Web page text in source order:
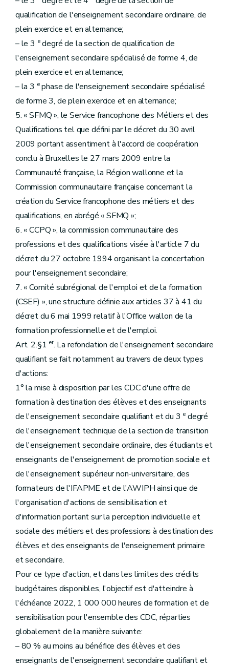
qualification de l'enseignement secondaire ordinaire, de
plein exercice et en alternance;
– le 3 edegré de la section de qualification de
l'enseignement secondaire spécialisé de forme 4, de
plein exercice et en alternance;
– la 3 ephase de l'enseignement secondaire spécialisé
de forme 3, de plein exercice et en alternance;
5. « SFMQ », le Service francophone des Métiers et des
Qualifications tel que défini par le décret du 30 avril
2009 portant assentiment à l'accord de coopération
conclu à Bruxelles le 27 mars 2009 entre la
Communauté française, la Région wallonne et la
Commission communautaire française concernant la
création du Service francophone des métiers et des
qualifications, en abrégé « SFMQ »;
6. « CCPQ », la commission communautaire des
professions et des qualifications visée à l'article 7 du
décret du 27 octobre 1994 organisant la concertation
pour l'enseignement secondaire;
7. « Comité subrégional de l'emploi et de la formation
(CSEF) », une structure définie aux articles 37 à 41 du
décret du 6 mai 1999 relatif à l'Office wallon de la
formation professionnelle et de l'emploi.
Art. 2.§1 er. La refondation de l'enseignement secondaire
qualifiant se fait notamment au travers de deux types
d'actions:
1° la mise à disposition par les CDC d'une offre de
formation à destination des élèves et des enseignants
de l'enseignement secondaire qualifiant et du 3 e degré
de l'enseignement technique de la section de transition
de l'enseignement secondaire ordinaire, des étudiants et
enseignants de l'enseignement de promotion sociale et
de l'enseignement supérieur non-universitaire, des
formateurs de l'IFAPME et de l'AWIPH ainsi que de
l'organisation d'actions de sensibilisation et
d'information portant sur la perception individuelle et
sociale des métiers et des professions à destination des
élèves et des enseignants de l'enseignement primaire
et secondaire.
Pour ce type d'action, et dans les limites des crédits
budgétaires disponibles, l'objectif est d'atteindre à
l'échéance 2022, 1 000 000 heures de formation et de
sensibilisation pour l'ensemble des CDC, réparties
globalement de la manière suivante:
– 80 % au moins au bénéfice des élèves et des
enseignants de l'enseignement secondaire qualifiant et